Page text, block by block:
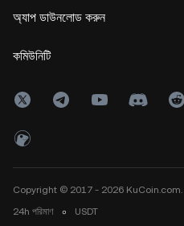
অ্যাপ ডাউনলোড করুন
কমিউনিটি
Copyright © 2017 - 2026 KuCoin.com.
24h পরিমাণ ০ USDT